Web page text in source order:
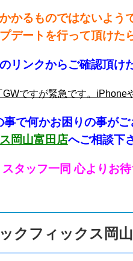
かるものではないよ
デートを行って頂け
リンクからご確認頂け
GWですが緊急です。iPhone
で何かお困りの事がご
岡山富田店へご相談下
スタッフ一同 心よりお
クフィックス岡